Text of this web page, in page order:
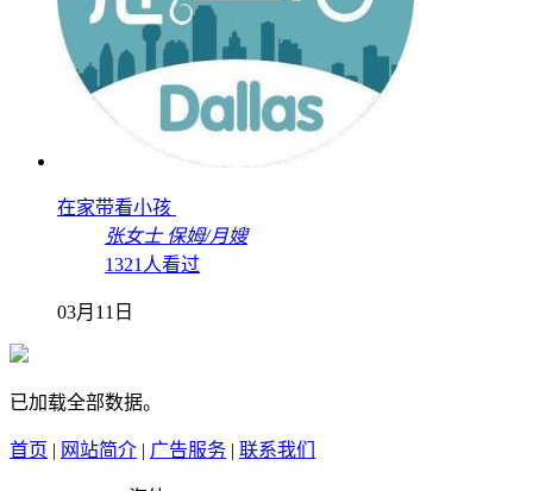
在家带看小孩
张女士 保姆/月嫂
1321人看过
03月11日
已加载全部数据。
首页 | 网站简介 | 广告服务 | 联系我们